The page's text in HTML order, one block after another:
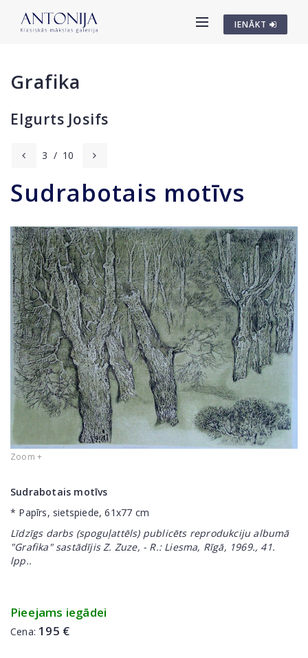
IENĀKT
Grafika
Elgurts Josifs
3 / 10
Sudrabotais motīvs
Zoom +
Sudrabotais motīvs
* Papīrs, sietspiede, 61x77 cm
Līdzīgs darbs (spoguļattēls) publicēts reprodukciju albumā
"Grafika" sastādījis Z. Zuze, - R.: Liesma, Rīgā, 1969., 41.
lpp..
Pieejams iegādei
Cena: 195 €